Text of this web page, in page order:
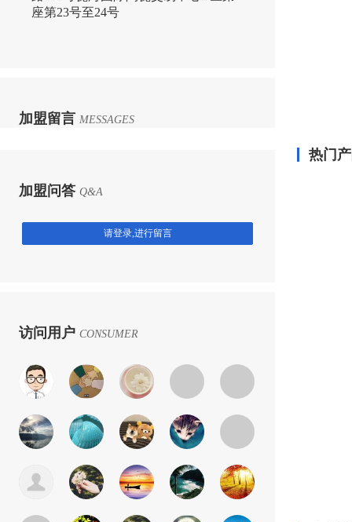
座第23号至24号
加盟留言 MESSAGES
加盟问答 Q&A
请登录,进行留言
访问用户 CONSUMER
热门